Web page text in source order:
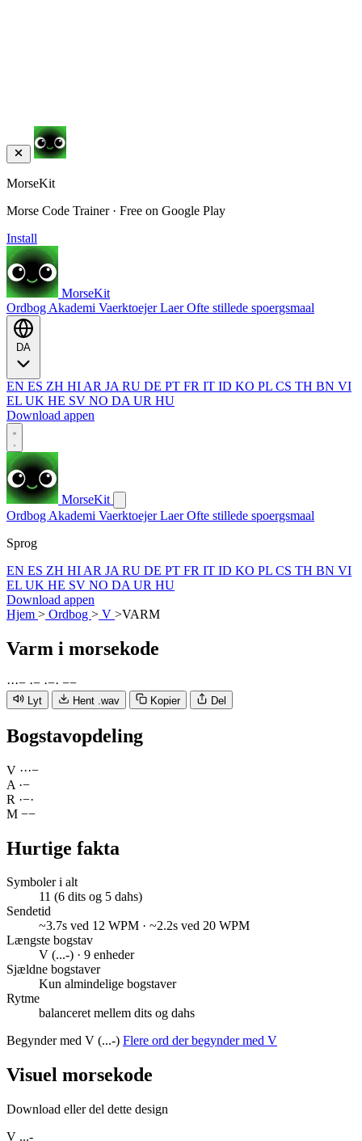
MorseKit
Morse Code Trainer · Free on Google Play
Install
MorseKit
Ordbog Akademi VaerktoejerLaerOfte stillede spoergsmaal
EN ES ZH HI AR JA RU DE PT FR IT ID KO PL CS TH BN VI
EL UK HE SV NO DA UR HU
Download appen
MorseKit
Ordbog Akademi VaerktoejerLaerOfte stillede spoergsmaal
Sprog
EN ES ZH HI AR JA RU DE PT FR IT ID KO PL CS TH BN VI
EL UK HE SV NO DA UR HU
Download appen
Hjem > Ordbog > V >VARM
Varm i morsekode
···− ·− ·−· −−
Lyt Hent .wav Kopier Del
Bogstavopdeling
V ···−
A ·−
R ·−·
M −−
Hurtige fakta
Symboler i alt
11 (6 dits og 5 dahs)
Sendetid
~3.7s ved 12 WPM · ~2.2s ved 20 WPM
Længste bogstav
V (...-) · 9 enheder
Sjældne bogstaver
Kun almindelige bogstaver
Rytme
balanceret mellem dits og dahs
Begynder med V (...-) Flere ord der begynder med V
Visuel morsekode
Download eller del dette design
V ...-